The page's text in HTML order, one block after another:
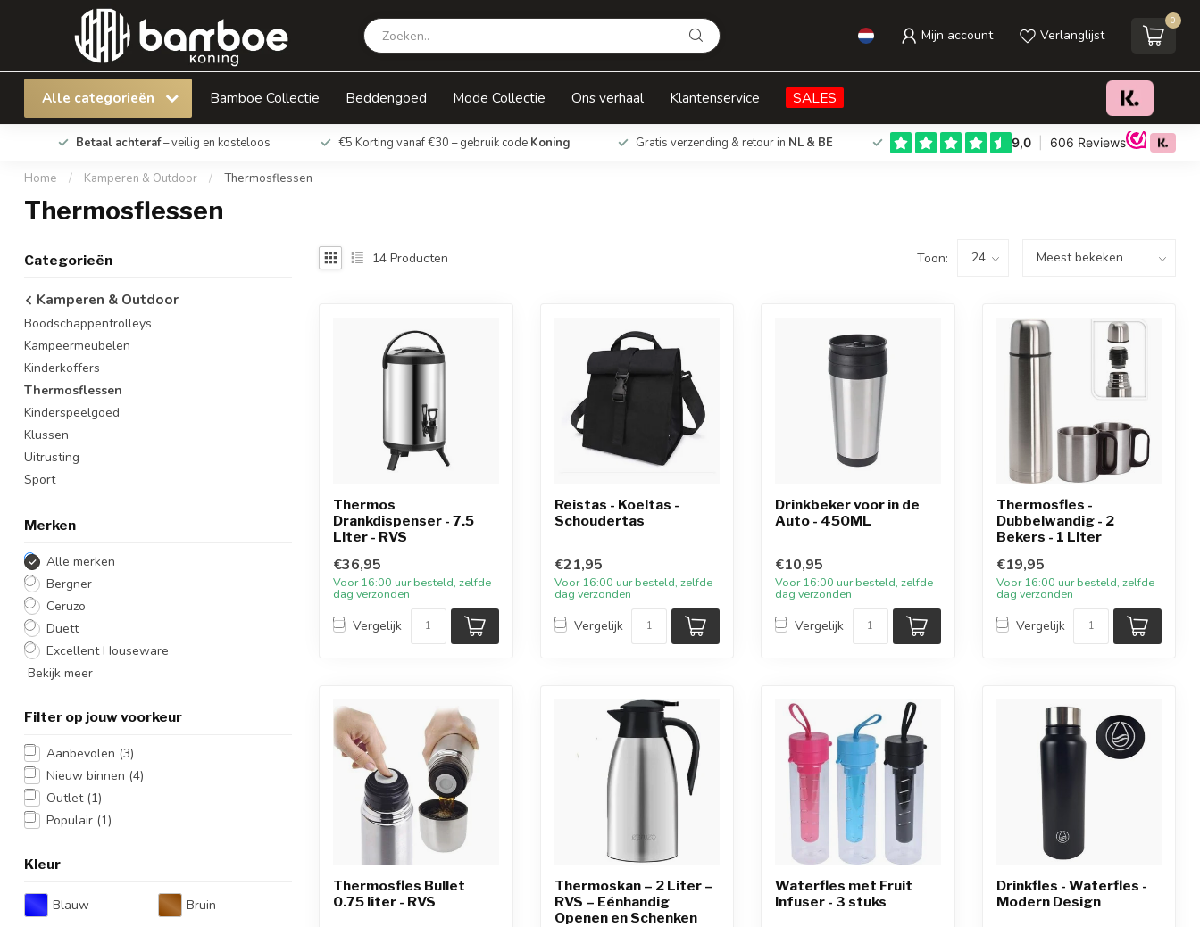
Mijn account Verlanglijst
0
Alle categorieën Bamboe Collectie Beddengoed Mode Collectie Ons verhaal Klantenservice SALES
Betaal achteraf– veilig en kosteloos €5 Korting vanaf €30 – gebruik code Koning Gratis verzending & retour in NL & BE
Home / Kamperen & Outdoor / Thermosflessen
Thermosflessen
Categorieën
Kamperen & Outdoor
Boodschappentrolleys
Kampeermeubelen
Kinderkoffers
Thermosflessen
Kinderspeelgoed
Klussen
Uitrusting
Sport
Merken
Alle merken
Bergner
Ceruzo
Duett
Excellent Houseware
Bekijk meer
Filter op jouw voorkeur
Aanbevolen (3)
Nieuw binnen (4)
Outlet (1)
Populair (1)
Kleur
Blauw Bruin
14 Producten Toon:
Thermos
Drankdispenser - 7.5
Liter - RVS
€36,95
Voor 16:00 uur besteld, zelfde
dag verzonden
Vergelijk
Reistas - Koeltas -
Schoudertas
€21,95
Voor 16:00 uur besteld, zelfde
dag verzonden
Vergelijk
Drinkbeker voor in de
Auto - 450ML
€10,95
Voor 16:00 uur besteld, zelfde
dag verzonden
Vergelijk
Thermosfles -
Dubbelwandig - 2
Bekers - 1 Liter
€19,95
Voor 16:00 uur besteld, zelfde
dag verzonden
Vergelijk
Thermosfles Bullet
0.75 liter - RVS
Thermoskan – 2 Liter –
RVS – Eénhandig
Openen en Schenken
Waterfles met Fruit
Infuser - 3 stuks
Drinkfles - Waterfles -
Modern Design